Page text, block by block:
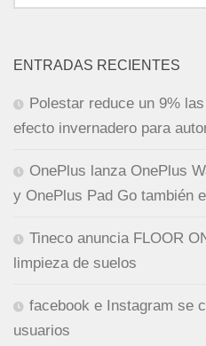
ENTRADAS RECIENTES
Polestar reduce un 9%
efecto invernadero para
OnePlus lanza OnePlus
y OnePlus Pad Go también
Tineco anuncia FLOOR
limpieza de suelos
facebook e Instagram se
usuarios